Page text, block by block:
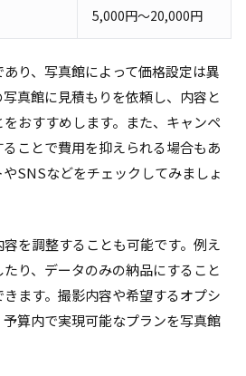
5,000円～20,000円
り、写真館によって価格設定は異
真館に見積もりを依頼し、内容と
おすすめします。また、キャンペ
ことで費用を抑えられる場合もあ
SNSなどをチェックしてみましょ
を調整することも可能です。例え
り、データのみの納品にすること
ます。撮影内容や希望するオプシ
算内で実現可能なプランを写真館